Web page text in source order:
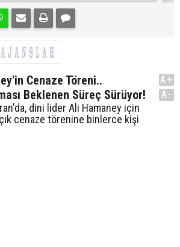
Cenaze Töreni..
Beklenen Süreç Sürüyor!
dini lider Ali Hamaney için
cenaze törenine binlerce kişi
A+
A-